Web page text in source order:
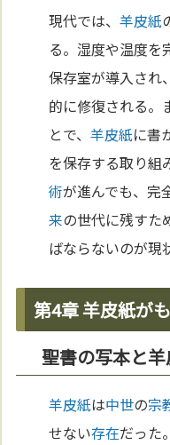
現代では、羊皮紙
る。湿度や温度を
保存室が導入され
的に修復される。
とで、羊皮紙に書
を保存する取り組
術が進んでも、完
来の世代に残すた
ばならないのが現
第4章 羊皮紙が
聖書の写本と
羊皮紙は中世の宗
せない存在だった